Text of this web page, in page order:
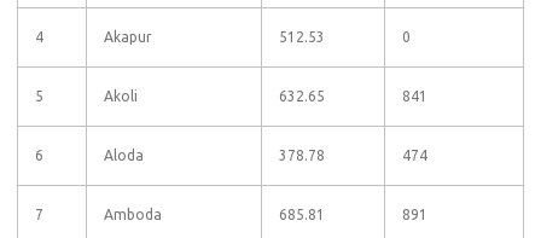
4 Akapur 512.53 0
5 Akoli 632.65 841
6 Aloda 378.78 474
7 Amboda 685.81 891